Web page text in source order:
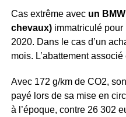
Cas extrême avec un
chevaux)immatriculé pour
2020. Dans le cas d’un
mois. L’abattement
Avec 172 g/km de CO2,
payé lors de sa mise en
à l’époque, contre 26 302